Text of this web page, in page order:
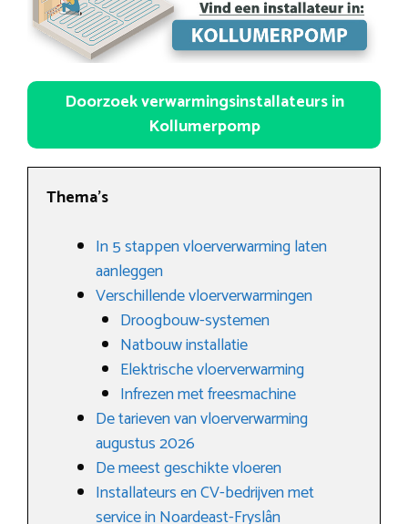
Doorzoek verwarmingsinstallateurs in
Kollumerpomp
Thema’s
In 5 stappen vloerverwarming laten
aanleggen
Verschillende vloerverwarmingen
Droogbouw-systemen
Natbouw installatie
Elektrische vloerverwarming
Infrezen met freesmachine
De tarieven van vloerverwarming
augustus 2026
De meest geschikte vloeren
Installateurs en CV-bedrijven met
service in Noardeast-Fryslân